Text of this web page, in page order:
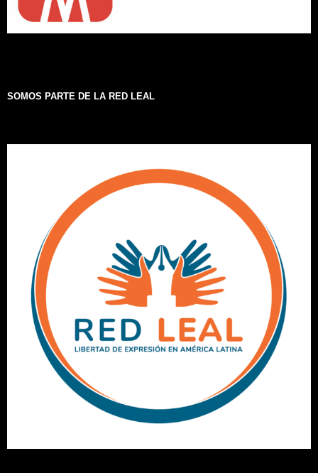
SOMOS PARTE DE LA RED LEAL